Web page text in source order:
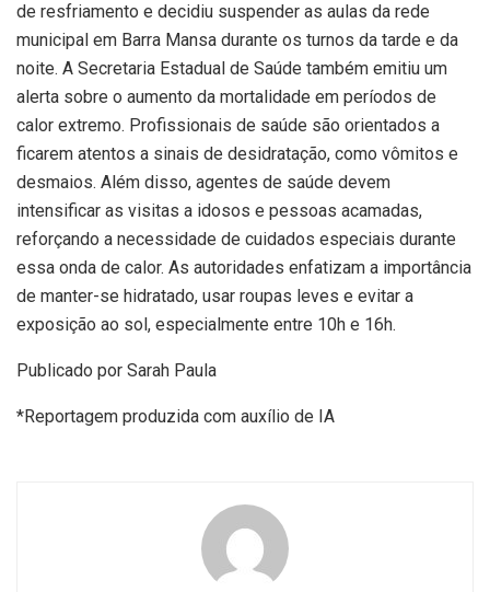
de resfriamento e decidiu suspender as aulas da rede
municipal em Barra Mansa durante os turnos da tarde e da
noite. A Secretaria Estadual de Saúde também emitiu um
alerta sobre o aumento da mortalidade em períodos de
calor extremo. Profissionais de saúde são orientados a
ficarem atentos a sinais de desidratação, como vômitos e
desmaios. Além disso, agentes de saúde devem
intensificar as visitas a idosos e pessoas acamadas,
reforçando a necessidade de cuidados especiais durante
essa onda de calor. As autoridades enfatizam a importância
de manter-se hidratado, usar roupas leves e evitar a
exposição ao sol, especialmente entre 10h e 16h.
Publicado por Sarah Paula
*Reportagem produzida com auxílio de IA